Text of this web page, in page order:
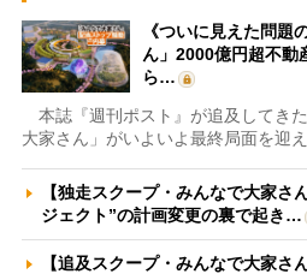
《ついに見えた問題
ん」2000億円超不動
ら…
本誌『週刊ポスト』が追及してき
大家さん」がいよいよ最終局面を迎
【独走スクープ・みんなで大家さ
ジェクト”の計画変更の裏で起き…
【追及スクープ・みんなで大家さ